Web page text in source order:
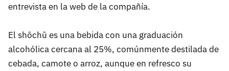
entrevista en la web de la compañía.
El shōchū es una bebida con una graduación
alcohólica cercana al 25%, comúnmente destilada de
cebada, camote o arroz, aunque en refresco su